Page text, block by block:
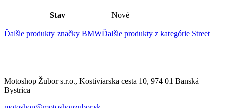
Stav Nové
Ďalšie produkty značky BMWĎalšie produkty z kategórie Street
Motoshop Žubor s.r.o., Kostiviarska cesta 10, 974 01 Banská
Bystrica